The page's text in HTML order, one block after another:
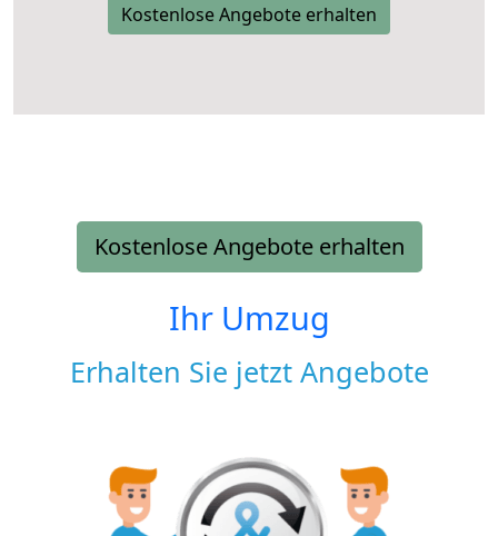
Kostenlose Angebote erhalten
Kostenlose Angebote erhalten
Ihr Umzug
Erhalten Sie jetzt Angebote